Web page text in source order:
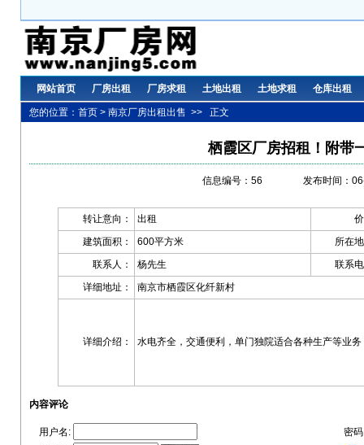
网站首页 厂房出租 厂房求租 土地出租 土地求租 仓库出租
您的位置： 首页 > 南京厂房出租出售 >> 正文
栖霞区厂房招租！附带
信息编号：56 发布时间：
转让意向： 出租
建筑面积：
600平方米
所在
联系人：
杨先生
联系
详细地址：
南京市栖霞区化纤新村
详细介绍： 水电齐全，交通便利，单门独院适合各种生产等业
内容评论
用户名:
密